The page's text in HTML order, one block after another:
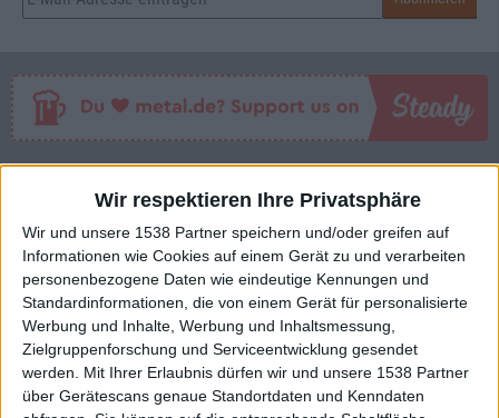
Wir respektieren Ihre Privatsphäre
Wir und unsere 1538 Partner speichern und/oder greifen auf
Informationen wie Cookies auf einem Gerät zu und verarbeiten
personenbezogene Daten wie eindeutige Kennungen und
Standardinformationen, die von einem Gerät für personalisierte
Werbung und Inhalte, Werbung und Inhaltsmessung,
Zielgruppenforschung und Serviceentwicklung gesendet
werden.
Mit Ihrer Erlaubnis dürfen wir und unsere 1538 Partner
über Gerätescans genaue Standortdaten und Kenndaten
Auf der Suche nach neuer Mucke? Durchsuche unser Review-Archiv mit
aktuell38633Reviews und lass Dich inspirieren!
Nach Wertung filtern▼︎
von
bis